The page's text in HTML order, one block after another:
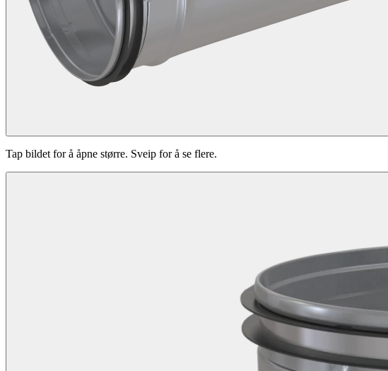
Tap bildet for å åpne større. Sveip for å se flere.